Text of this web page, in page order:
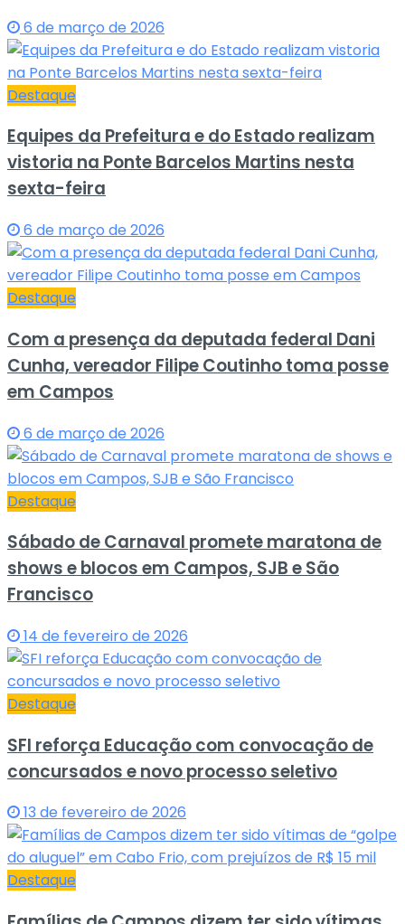
6 de março de 2026
Destaque
Equipes da Prefeitura e do Estado realizam
vistoria na Ponte Barcelos Martins nesta
sexta-feira
6 de março de 2026
Destaque
Com a presença da deputada federal Dani
Cunha, vereador Filipe Coutinho toma posse
em Campos
6 de março de 2026
Destaque
Sábado de Carnaval promete maratona de
shows e blocos em Campos, SJB e São
Francisco
14 de fevereiro de 2026
Destaque
SFI reforça Educação com convocação de
concursados e novo processo seletivo
13 de fevereiro de 2026
Destaque